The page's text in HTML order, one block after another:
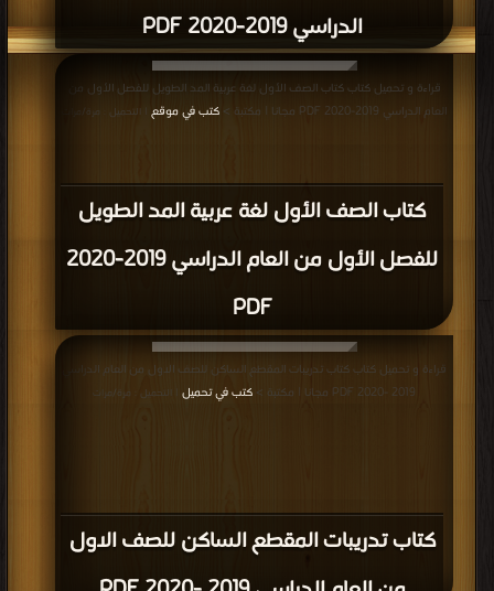
الدراسي 2019-2020 PDF
كتاب الصف الأول لغة عربية المد الطويل
للفصل الأول من العام الدراسي 2019-2020
PDF
قراءة و تحميل كتاب كتاب الصف الأول لغة عربية المد الطويل للفصل الأول من
العام الدراسي 2019-2020 PDF مجانا | مكتبة >
كتب في موقع | التحميل : مرة/مرات
كتاب تدريبات المقطع الساكن للصف الاول
قراءة و تحميل كتاب كتاب تدريبات المقطع الساكن للصف الاول من العام الدراسي
2019 -2020 PDF مجانا | مكتبة >
كتب في تحميل | التحميل : مرة/مرات